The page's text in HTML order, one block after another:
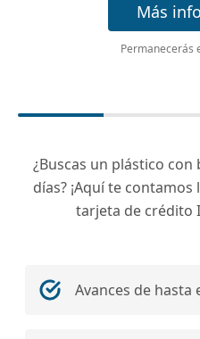
Más
Permanecerás
¿Buscas un plástico
días? ¡Aquí te
tarjeta de crédito
Avances de hasta